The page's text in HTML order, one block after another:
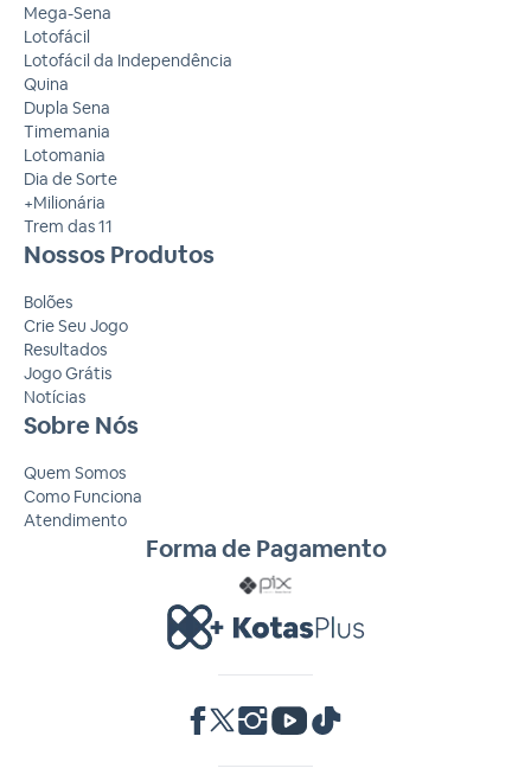
Mega-Sena
Lotofácil
Lotofácil da Independência
Quina
Dupla Sena
Timemania
Lotomania
Dia de Sorte
+Milionária
Trem das 11
Nossos Produtos
Bolões
Crie Seu Jogo
Resultados
Jogo Grátis
Notícias
Sobre Nós
Quem Somos
Como Funciona
Atendimento
Forma de Pagamento